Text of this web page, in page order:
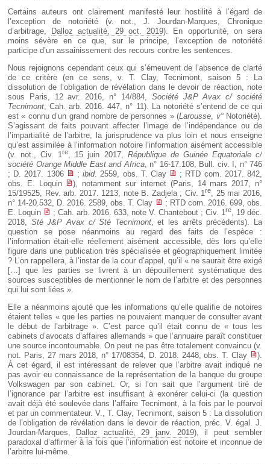
Certains auteurs ont clairement manifesté leur hostilité à l’égard de
l’exception de notoriété (v. not., J. Jourdan-Marques, Chronique
d’arbitrage,
Dalloz actualité, 29 oct. 2019). En opportunité, on sera
moins sévère en ce que, sur le principe, l’exception de notoriété
participe d’un assainissement des recours contre les sentences.
Nous rejoignons cependant ceux qui s’émeuvent de l’absence de clarté
de ce critère (en ce sens, v. T. Clay, Tecnimont, saison 5 : La
dissolution de l’obligation de révélation dans le devoir de réaction, note
sous Paris, 12 avr. 2016, n° 14/884, Société J&P Avax c/ société
Tecnimont, Cah. arb. 2016. 447, n° 11). La notoriété s’entend de ce qui
est « connu d’un grand nombre de personnes » (Larousse, v°Notoriété).
S’agissant de faits pouvant affecter l’image de l’indépendance ou de
l’impartialité de l’arbitre, la jurisprudence va plus loin et nous enseigne
qu’est assimilée à l’information notoire l’information aisément accessible
(v. not., Civ. 1re, 15 juin 2017, République de Guinée Equatoriale c/
société Orange Middle East and Africa, n° 16-17.108, Bull. civ. I, n° 746
; D. 2017. 1306
;ibid. 2559, obs. T. Clay
; RTD com. 2017. 842,
obs. E. Loquin
), notamment sur internet (Paris, 14 mars 2017, n°
15/19525, Rev. arb. 2017. 1213, note B. Zadjela ; Civ. 1re, 25 mai 2016,
n° 14-20.532, D. 2016. 2589, obs. T. Clay
; RTD com. 2016. 699, obs.
E. Loquin
; Cah. arb. 2016. 633, note V. Chantebout ; Civ. 1re, 19 déc.
2018, Sté J&P Avax c/ Sté Tecnimont, et les arrêts précédents). La
question se pose néanmoins au regard des faits de l’espèce :
l’information était-elle réellement aisément accessible, dès lors qu’elle
figure dans une publication très spécialisée et géographiquement limitée
? L’on rappellera, à l’instar de la cour d’appel, qu’il « ne saurait être exigé
[…] que les parties se livrent à un dépouillement systématique des
sources susceptibles de mentionner le nom de l’arbitre et des personnes
qui lui sont liées ».
Elle a néanmoins ajouté que les informations qu’elle qualifie de notoires
étaient telles « que les parties ne pouvaient manquer de consulter avant
le début de l’arbitrage ». C’est parce qu’il était connu de « tous les
cabinets d’avocats d’affaires allemands » que l’annuaire paraît constituer
une source incontournable. On peut ne pas être totalement convaincu (v.
not. Paris, 27 mars 2018, n° 17/08354, D. 2018. 2448, obs. T. Clay
).
À cet égard, il est intéressant de relever que l’arbitre avait indiqué ne
pas avoir eu connaissance de la représentation de la banque du groupe
Volkswagen par son cabinet. Or, si l’on sait que l’argument tiré de
l’ignorance par l’arbitre est insuffisant à exonérer celui-ci (la question
avait déjà été soulevée dans l’affaire Tecnimont, à la fois par le pourvoi
et par un commentateur. V., T. Clay, Tecnimont, saison 5 : La dissolution
de l’obligation de révélation dans le devoir de réaction, préc. V. égal. J.
Jourdan-Marques,
Dalloz actualité, 29 janv. 2019), il peut sembler
paradoxal d’affirmer à la fois que l’information est notoire et inconnue de
l’arbitre lui-même.